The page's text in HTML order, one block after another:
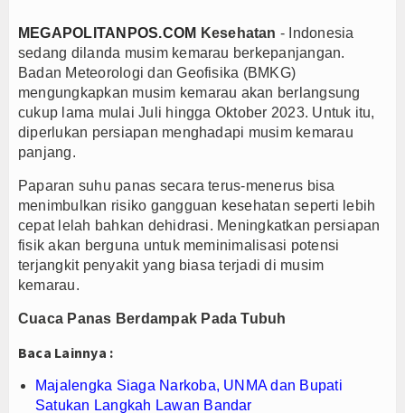
Majalengka Siaga Narkoba, UNMA dan Bupati
Ketum Asbanda Tekankan KUB Bukan Cuma
Ketum Asbanda Dorong Sinergi BPD dan BPR
Hari Jadi Kabupaten Blitar ke-702 Pisowanan
Jejak Narkoba di Majalengka Terkuak, Polisi
Kinerja BNI Melesat, Transformasi Digital dan
PTPN I Percepat Optimalisasi Aset, Siapkan
Perkuat Tata Kelola Pemerintahan dan
Elim Tyu Samba Dampingi Ketua MPR RI Ziarah
Ketum Asbanda Tekankan KUB Bukan Cuma
MEGAPOLITANPOS.COM Kesehatan - Indonesia
sedang dilanda musim kemarau berkepanjangan.
Badan Meteorologi dan Geofisika (BMKG)
mengungkapkan musim kemarau akan berlangsung
cukup lama mulai Juli hingga Oktober 2023. Untuk itu,
diperlukan persiapan menghadapi musim kemarau
panjang.
Paparan suhu panas secara terus-menerus bisa
menimbulkan risiko gangguan kesehatan seperti lebih
cepat lelah bahkan dehidrasi. Meningkatkan persiapan
fisik akan berguna untuk meminimalisasi potensi
terjangkit penyakit yang biasa terjadi di musim
kemarau.
Cuaca Panas Berdampak Pada Tubuh
Baca Lainnya :
Majalengka Siaga Narkoba, UNMA dan Bupati
Satukan Langkah Lawan Bandar